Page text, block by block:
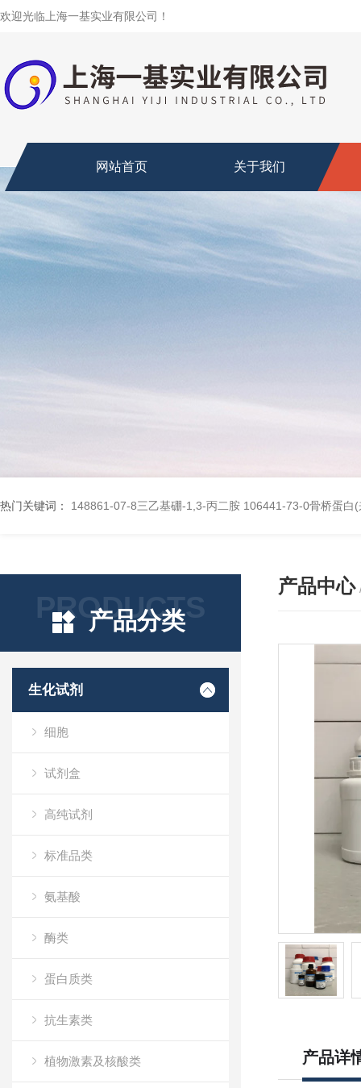
欢迎光临上海一基实业有限公司！
网站首页 关于我们
热门关键词： 148861-07-8三乙基硼-1,3-丙二胺 106441-73-0骨桥蛋白
PRODUCTS
产品分类
生化试剂
细胞
试剂盒
高纯试剂
标准品类
氨基酸
酶类
蛋白质类
抗生素类
植物激素及核酸类
产品中心
产品详